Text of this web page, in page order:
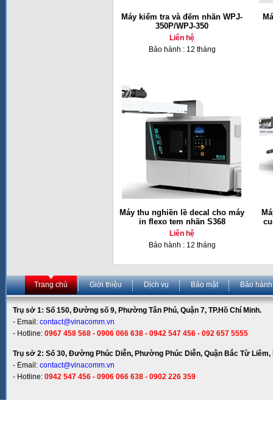
Máy kiểm tra và đếm nhãn WPJ-
350P/WPJ-350
Liên hệ
Bảo hành : 12 tháng
Máy thu nghiền lề decal cho máy
in flexo tem nhãn S368
Liên hệ
Bảo hành : 12 tháng
Trang chủ Giới thiệu Dịch vụ Bảo mật Bảo hành
Trụ sở 1: Số 150, Đường số 9, Phường Tân Phú, Quận 7, TP.Hồ Chí Minh.
- Email: contact@vinacomm.vn
- Hotline: 0967 458 568 - 0906 066 638 - 0942 547 456 - 092 657 5555
Trụ sở 2: Số 30, Đường Phúc Diễn, Phường Phúc Diễn, Quận Bắc Từ Liêm,
- Email: contact@vinacomm.vn
- Hotline: 0942 547 456 - 0906 066 638 - 0902 226 359